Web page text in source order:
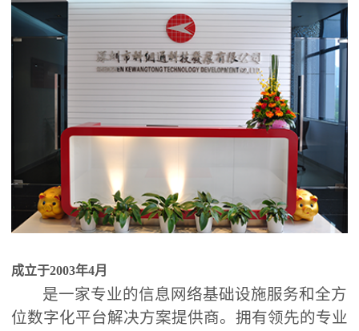
成立于2003年4月
是一家专业的信息网络基础设施服务和全方
位数字化平台解决方案提供商。拥有领先的专业